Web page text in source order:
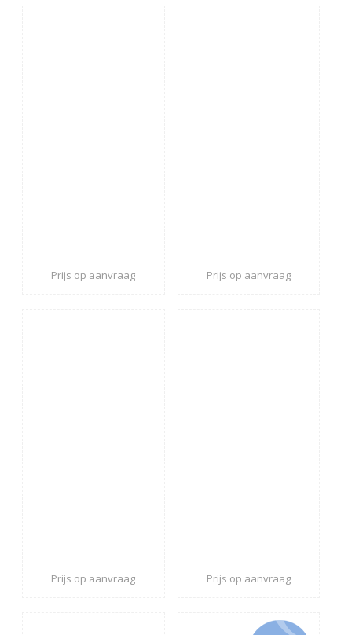
Prijs op aanvraag Prijs op aanvraag
Prijs op aanvraag Prijs op aanvraag